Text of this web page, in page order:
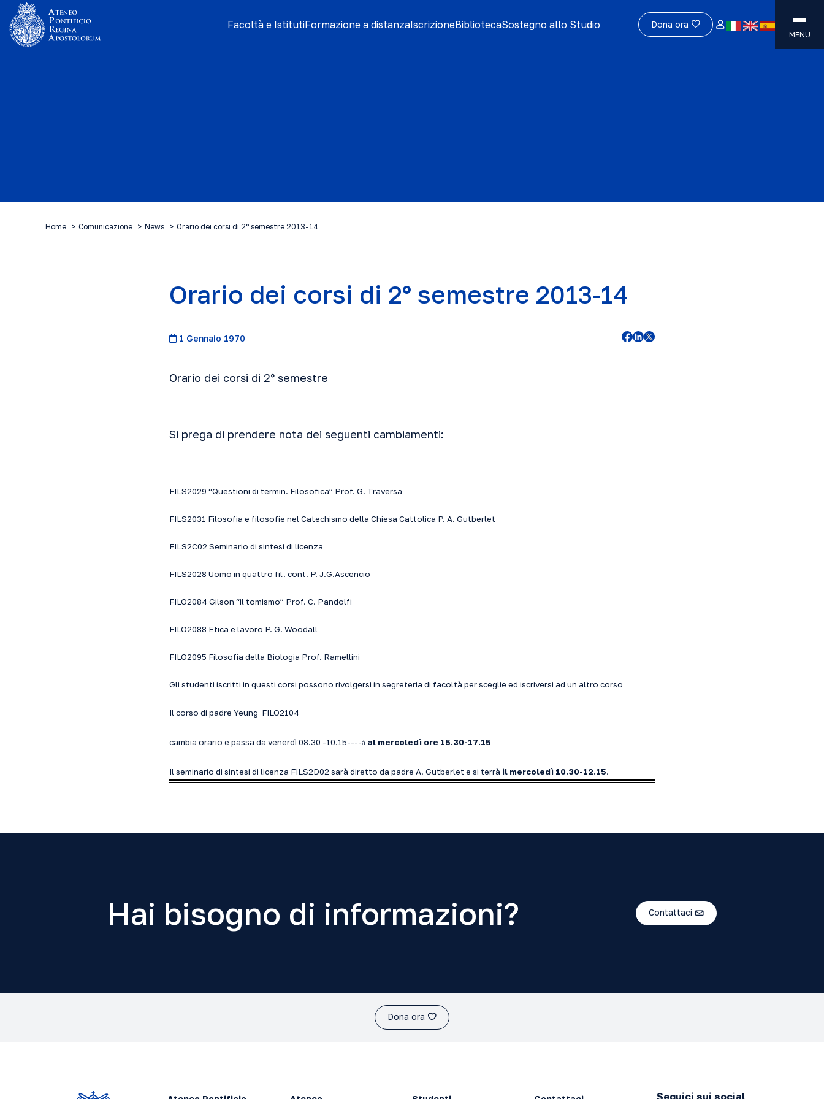
Facoltà e IstitutiFormazione a distanzaIscrizioneBibliotecaSostegno allo Studio Dona ora
MENU
Home Comunicazione News Orario dei corsi di 2° semestre 2013-14
Orario dei corsi di 2° semestre 2013-14
1 Gennaio 1970
Orario dei corsi di 2° semestre
Si prega di prendere nota dei seguenti cambiamenti:
FILS2029 “Questioni di termin. Filosofica” Prof. G. Traversa
FILS2031 Filosofia e filosofie nel Catechismo della Chiesa Cattolica P. A. Gutberlet
FILS2C02 Seminario di sintesi di licenza
FILS2028 Uomo in quattro fil. cont. P. J.G.Ascencio
FILO2084 Gilson “il tomismo” Prof. C. Pandolfi
FILO2088 Etica e lavoro P. G. Woodall
FILO2095 Filosofia della Biologia Prof. Ramellini
Gli studenti iscritti in questi corsi possono rivolgersi in segreteria di facoltà per sceglie ed iscriversi ad un altro corso
Il corso di padre Yeung FILO2104
cambia orario e passa da venerdì 08.30 -10.15----à al mercoledì ore 15.30-17.15
Il seminario di sintesi di licenza FILS2D02 sarà diretto da padre A. Gutberlet e si terrà il mercoledì 10.30-12.15.
Hai bisogno di informazioni? Contattaci
Dona ora
Seguici sui social